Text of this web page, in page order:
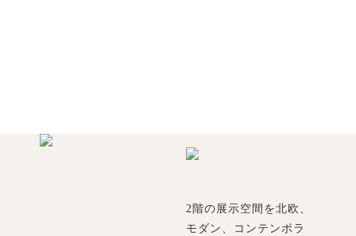
2階の展示空間を北欧、
モダン、コンテンポラ